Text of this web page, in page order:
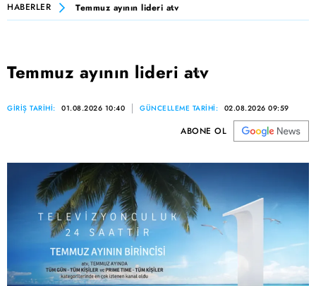
HABERLER Temmuz ayının lideri atv
Temmuz ayının lideri atv
GİRİŞ TARİHİ: 01.08.2026 10:40 GÜNCELLEME TARİHİ: 02.08.2026 09:59
ABONE OL